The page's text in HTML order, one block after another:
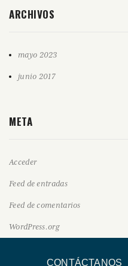
ARCHIVOS
mayo 2023
junio 2017
META
Acceder
Feed de entradas
Feed de comentarios
WordPress.org
CONTÁCTANOS